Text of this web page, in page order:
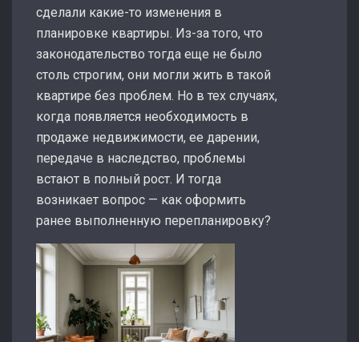
сделали какие-то изменения в
планировке квартиры. Из-за того, что
законодательство тогда еще не было
столь строгим, они могли жить в такой
квартире без проблем. Но в тех случаях,
когда появляется необходимость в
продаже недвижимости, ее дарении,
передаче в наследство, проблемы
встают в полный рост. И тогда
возникает вопрос — как оформить
ранее выполненную перепланировку?